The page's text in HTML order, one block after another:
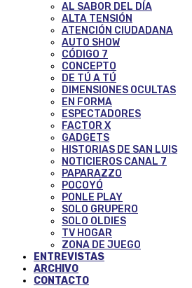
AL SABOR DEL DÍA
ALTA TENSIÓN
ATENCIÓN CIUDADANA
AUTO SHOW
CÓDIGO 7
CONCEPTO
DE TÚ A TÚ
DIMENSIONES OCULTAS
EN FORMA
ESPECTADORES
FACTOR X
GADGETS
HISTORIAS DE SAN LUIS
NOTICIEROS CANAL 7
PAPARAZZO
POCOYÓ
PONLE PLAY
SOLO GRUPERO
SOLO OLDIES
TV HOGAR
ZONA DE JUEGO
ENTREVISTAS
ARCHIVO
CONTACTO